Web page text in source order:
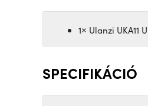
1× Ulanzi
SPECIFIKÁCIÓ